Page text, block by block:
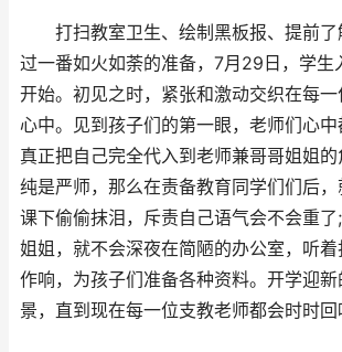
打扫教室卫生、绘制黑板报、提前了解
过一番如火如荼的准备，7月29日，学生
开始。初见之时，紧张和激动交织在每
心中。见到孩子们的第一眼，老师们心
真正把自己完全代入到老师兼哥哥姐姐
纯是严师，那么在责备教育同学们们后
课下偷偷抹泪，斥责自己语气会不会重
姐姐，就不会深夜在简陋的办公室，听
作响，为孩子们准备各种资料。开学迎
景，直到现在每一位支教老师都会时时回